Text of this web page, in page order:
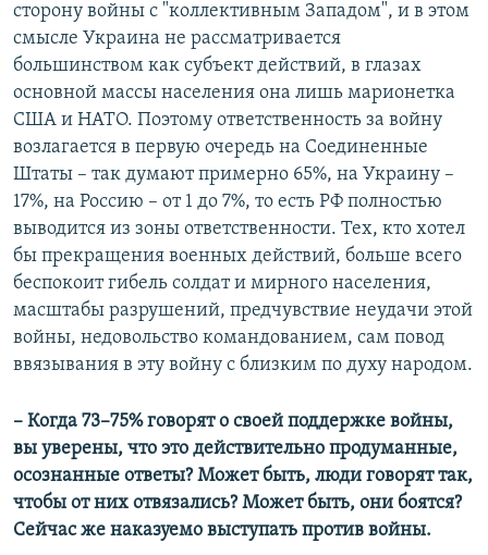
сторону войны с "коллективным Западом", и в этом
смысле Украина не рассматривается
большинством как субъект действий, в глазах
основной массы населения она лишь марионетка
США и НАТО. Поэтому ответственность за войну
возлагается в первую очередь на Соединенные
Штаты – так думают примерно 65%, на Украину –
17%, на Россию – от 1 до 7%, то есть РФ полностью
выводится из зоны ответственности. Тех, кто хотел
бы прекращения военных действий, больше всего
беспокоит гибель солдат и мирного населения,
масштабы разрушений, предчувствие неудачи этой
войны, недовольство командованием, сам повод
ввязывания в эту войну с близким по духу народом.
– Когда 73–75% говорят о своей поддержке войны,
вы уверены, что это действительно продуманные,
осознанные ответы? Может быть, люди говорят так,
чтобы от них отвязались? Может быть, они боятся?
Сейчас же наказуемо выступать против войны.